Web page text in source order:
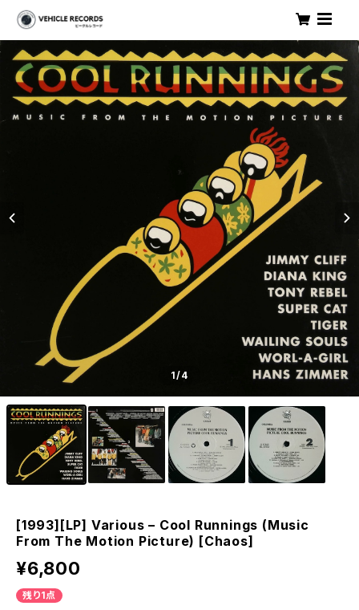
1/4
[1993][LP] Various – Cool Runnings (Music
From The Motion Picture) [Chaos]
¥6,800
残り1点